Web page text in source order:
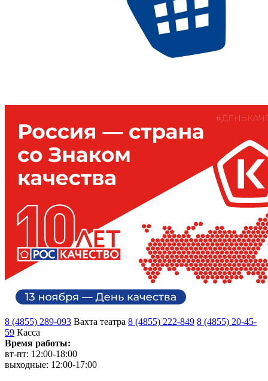
8 (4855) 289-093 Вахта театра 8 (4855) 222-849 8 (4855) 20-45-
59 Касса
Время работы:
вт-пт: 12:00-18:00
выходные: 12:00-17:00